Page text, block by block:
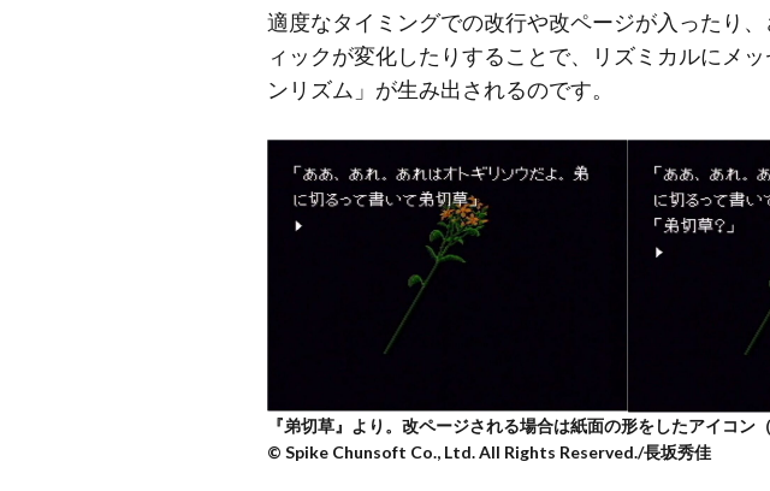
適度なタイミングでの改行や改ページが入ったり
ィックが変化したりすることで、リズミカルにメ
ンリズム」が生み出されるのです。
『弟切草』より。改ページされる場合は紙面の形をしたアイコン
© Spike Chunsoft Co., Ltd. All Rights Reserved./長坂秀佳